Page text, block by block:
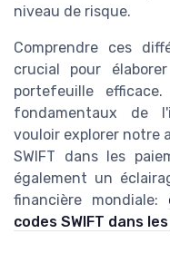
niveau de risque.
Comprendre ces
crucial pour
portefeuille
fondamentaux de
vouloir explorer notre
SWIFT dans les
également un
financière mondiale:
codes SWIFT dans